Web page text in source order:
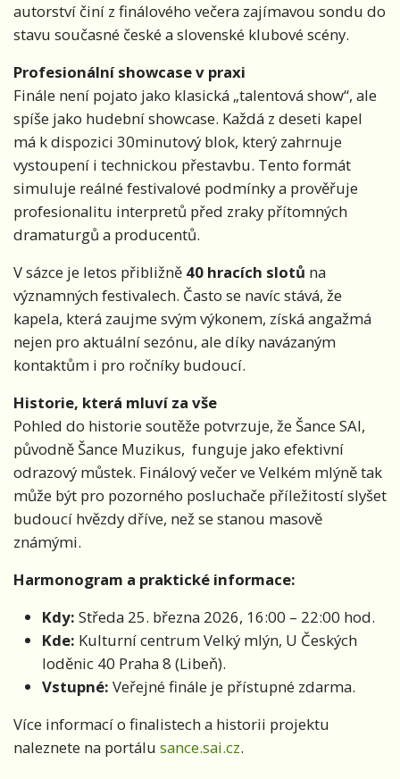
autorství činí z finálového večera zajímavou sondu do
stavu současné české a slovenské klubové scény.
Profesionální showcase v praxi
Finále není pojato jako klasická „talentová show“, ale
spíše jako hudební showcase. Každá z deseti kapel
má k dispozici 30minutový blok, který zahrnuje
vystoupení i technickou přestavbu. Tento formát
simuluje reálné festivalové podmínky a prověřuje
profesionalitu interpretů před zraky přítomných
dramaturgů a producentů.
V sázce je letos přibližně 40 hracích slotů na
významných festivalech. Často se navíc stává, že
kapela, která zaujme svým výkonem, získá angažmá
nejen pro aktuální sezónu, ale díky navázaným
kontaktům i pro ročníky budoucí.
Historie, která mluví za vše
Pohled do historie soutěže potvrzuje, že Šance SAI,
původně Šance Muzikus, funguje jako efektivní
odrazový můstek. Finálový večer ve Velkém mlýně tak
může být pro pozorného posluchače příležitostí slyšet
budoucí hvězdy dříve, než se stanou masově
známými.
Harmonogram a praktické informace:
Kdy: Středa 25. března 2026, 16:00 – 22:00 hod.
Kde: Kulturní centrum Velký mlýn, U Českých
loděnic 40 Praha 8 (Libeň).
Vstupné: Veřejné finále je přístupné zdarma.
Více informací o finalistech a historii projektu
naleznete na portálu sance.sai.cz.